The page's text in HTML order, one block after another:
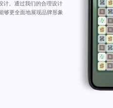
计。通过我们的合理设计
够更全面地展现品牌形象